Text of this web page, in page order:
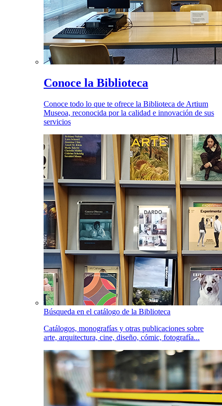
Conoce la Biblioteca
Conoce todo lo que te ofrece la Biblioteca de Artium
Museoa, reconocida por la calidad e innovación de sus
servicios
Búsqueda en el catálogo de la Biblioteca
Catálogos, monografías y otras publicaciones sobre
arte, arquitectura, cine, diseño, cómic, fotografía...